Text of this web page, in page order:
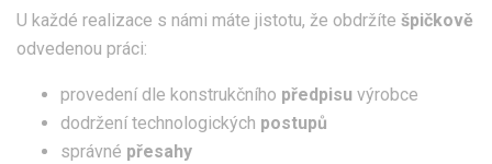
U každé realizace s námi máte jistotu, že obdržíte špičkově
odvedenou práci:
provedení dle konstrukčního předpisu výrobce
dodržení technologických postupů
správné přesahy